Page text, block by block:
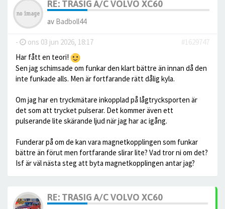
RE: TRASIG A/C VOLVO XC60
av Badboll44
- ons 03 jun 2026, 18:17
#1629747
Har fått en teori!
Sen jag schimsade om funkar den klart bättre än innan då den
inte funkade alls. Men är fortfarande rätt dålig kyla.
Om jag har en tryckmätare inkopplad på lågtrycksporten är
det som att trycket pulserar. Det kommer även ett
pulserande lite skärande ljud när jag har ac igång.
Funderar på om de kan vara magnetkopplingen som funkar
bättre än förut men fortfarande slirar lite? Vad tror ni om det?
Isf är väl nästa steg att byta magnetkopplingen antar jag?
RE: TRASIG A/C VOLVO XC60